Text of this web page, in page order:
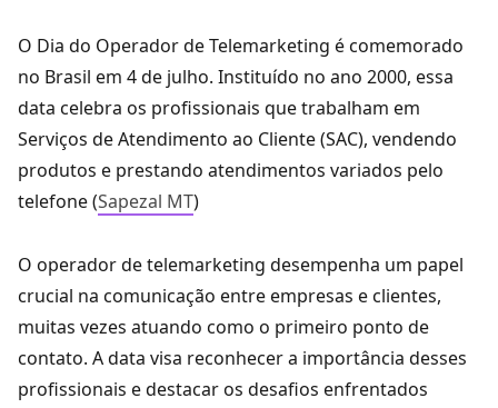
O Dia do Operador de Telemarketing é comemorado
no Brasil em 4 de julho. Instituído no ano 2000, essa
data celebra os profissionais que trabalham em
Serviços de Atendimento ao Cliente (SAC), vendendo
produtos e prestando atendimentos variados pelo
telefone​ (Sapezal MT)
O operador de telemarketing desempenha um papel
crucial na comunicação entre empresas e clientes,
muitas vezes atuando como o primeiro ponto de
contato. A data visa reconhecer a importância desses
profissionais e destacar os desafios enfrentados